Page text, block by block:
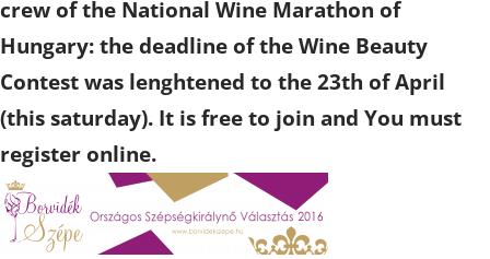
crew of the National Wine Marathon of
Hungary: the deadline of the Wine Beauty
Contest was lenghtened to the 23th of April
(this saturday). It is free to join and You must
register online.